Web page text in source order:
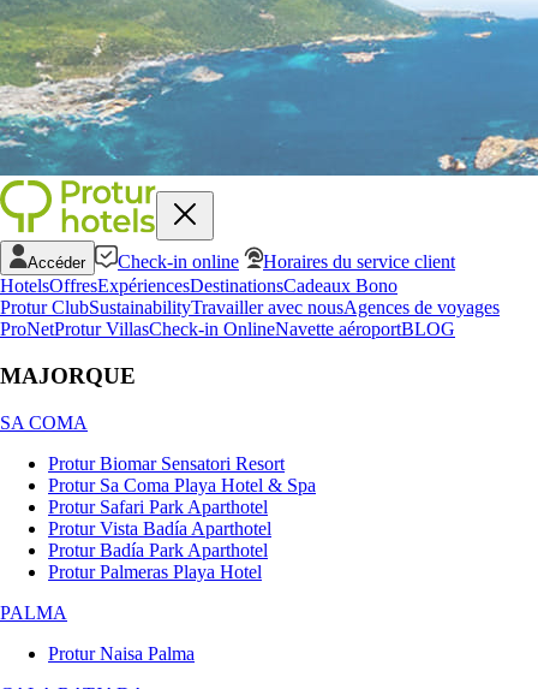
Accéder Check-in online
Horaires du service client
HotelsOffresExpériencesDestinationsCadeaux Bono
Protur ClubSustainabilityTravailler avec nousAgences de voyages
ProNetProtur VillasCheck-in OnlineNavette aéroportBLOG
MAJORQUE
SA COMA
Protur Biomar Sensatori Resort
Protur Sa Coma Playa Hotel & Spa
Protur Safari Park Aparthotel
Protur Vista Badía Aparthotel
Protur Badía Park Aparthotel
Protur Palmeras Playa Hotel
PALMA
Protur Naisa Palma